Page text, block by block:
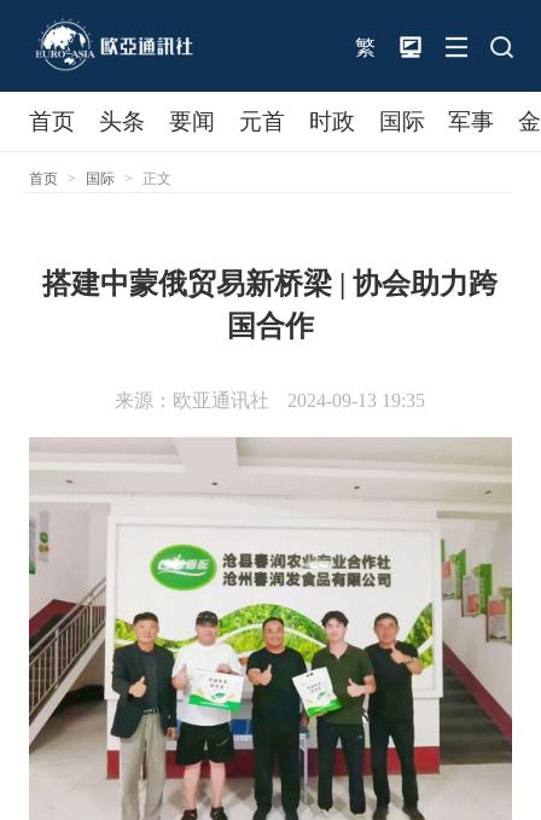
繁
首页 头条 要闻 元首 时政 国际 军事
首页 > 国际 > 正文
搭建中蒙俄贸易新桥梁 | 协会助力跨
国合作
来源：欧亚通讯社 2024-09-13 19:35